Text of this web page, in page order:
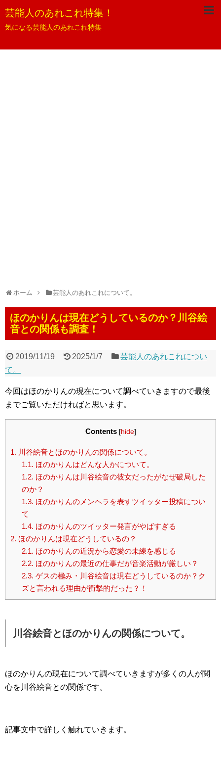
芸能人のあれこれ特集！
気になる芸能人のあれこれ特集
ホーム 芸能人のあれこれについて。
ほのかりんは現在どうしているのか？川谷絵
音との関係も調査！
2019/11/19 2025/1/7
芸能人のあれこれについ
て。
今回はほのかりんの現在について調べていきますので最後
までご覧いただければと思います。
Contents [hide]
1. 川谷絵音とほのかりんの関係について。
1.1. ほのかりんはどんな人かについて。
1.2. ほのかりんは川谷絵音の彼女だったがなぜ破局した
のか？
1.3. ほのかりんのメンヘラを表すツイッター投稿につい
て
1.4. ほのかりんのツイッター発言がやばすぎる
2. ほのかりんは現在どうしているの？
2.1. ほのかりんの近況から恋愛の未練を感じる
2.2. ほのかりんの最近の仕事だが音楽活動が厳しい？
2.3. ゲスの極み・川谷絵音は現在どうしているのか？ク
ズと言われる理由が衝撃的だった？！
川谷絵音とほのかりんの関係について。
ほのかりんの現在について調べていきますが多くの人が関
心を川谷絵音との関係です。
記事文中で詳しく触れていきます。